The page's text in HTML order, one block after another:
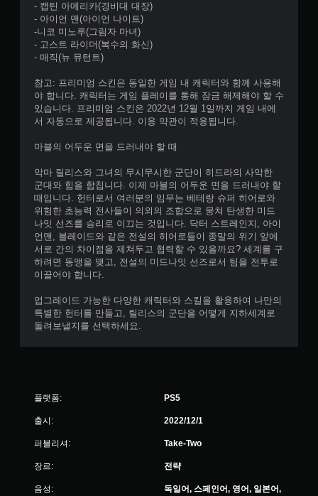
- 캡틴 아메리카(경비대 대장)
- 아이언 맨(아이언 나이트)
-니코 미노루(그림자 마녀)
- 고스트 라이더(복수의 화신)
- 매직(뉴 뮤턴트)
참고: 프리미엄 스킨은 동일한 게임 내 캐릭터와 함께 사용해
야 합니다. 캐릭터는 게임 플레이를 통해 잠금 해제해야 할 수
있습니다. 프리미엄 스킨은 2022년 12월 1일까지 게임 내에
서 자동으로 제공됩니다. 이용 약관이 적용됩니다.
마블의 어두운 면을 드러내야 할 때
악마 릴리스와 그녀의 무시무시한 군단이 히드라의 사악한
군대와 힘을 합칩니다. 이제 마블의 어두운 면을 드러내야 할
때입니다. 헌터로서 여러분의 임무는 베테랑 슈퍼 히어로와
위험한 초능력 전사들이 의외의 조합으로 뭉쳐 탄생한 미드
나잇 선즈를 승리로 이끄는 것입니다. 닥터 스트레인지, 아이
언맨, 블레이드와 같은 전설의 히어로들이 종말의 위기 앞에
서로 간의 차이점을 제쳐두고 협력할 수 있을까요? 세계를 구
하려면 동맹을 맺고, 전설의 미드나잇 선즈로서 팀을 전투로
이끌어야 합니다.
업그레이드 가능한 다양한 캐릭터와 스킬을 활용하여 나만의
특별한 헌터를 만들고, 릴리스의 군단을 어떻게 지하세계로
돌려보낼지를 선택하세요.
플랫폼: PS5
출시: 2022/12/1
퍼블리셔: Take-Two
장르: 전략
음성:
독일어, 스페인어, 영어, 일본어,